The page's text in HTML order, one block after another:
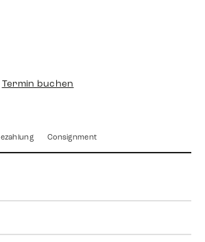
Termin buchen
Consignment